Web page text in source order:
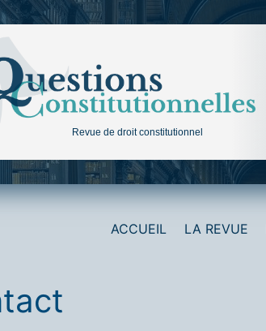
Revue de droit constitutionnel
ACCUEIL LA REVUE